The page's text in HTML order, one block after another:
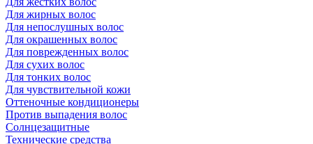
Для жирных волос
Для непослушных волос
Для окрашенных волос
Для поврежденных волос
Для сухих волос
Для тонких волос
Для чувствительной кожи
Оттеночные кондиционеры
Против выпадения волос
Солнцезащитные
Технические средства